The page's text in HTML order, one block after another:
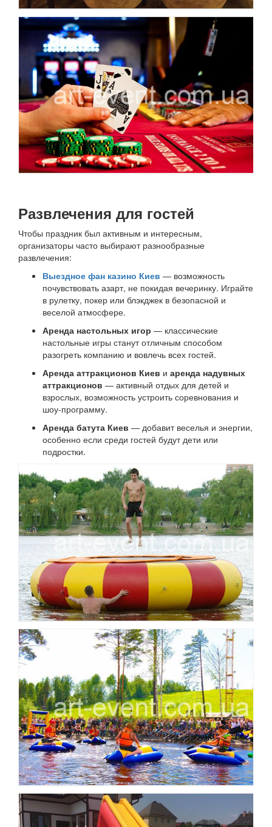
Развлечения для гостей
Чтобы праздник был активным и интересным,
организаторы часто выбирают разнообразные
развлечения:
Выездное фан казино Киев — возможность
почувствовать азарт, не покидая вечеринку. Играйте
в рулетку, покер или блэкджек в безопасной и
веселой атмосфере.
Аренда настольных игор — классические
настольные игры станут отличным способом
разогреть компанию и вовлечь всех гостей.
Аренда аттракционов Киев и аренда надувных
аттракционов — активный отдых для детей и
взрослых, возможность устроить соревнования и
шоу-программу.
Аренда батута Киев — добавит веселья и энергии,
особенно если среди гостей будут дети или
подростки.